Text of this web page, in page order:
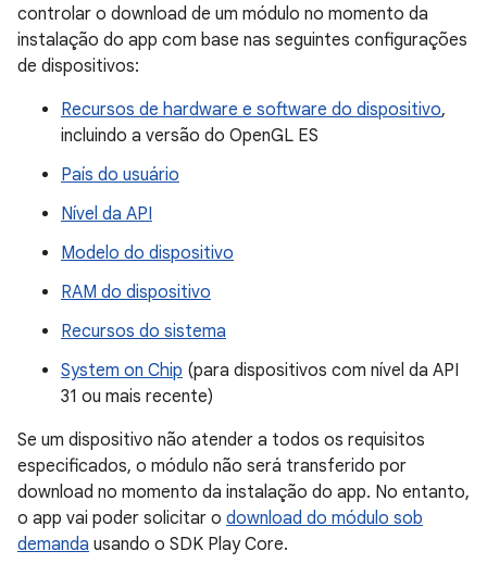
controlar o download de um módulo no momento da
instalação do app com base nas seguintes configurações
de dispositivos:
Recursos de hardware e software do dispositivo,
incluindo a versão do OpenGL ES
País do usuário
Nível da API
Modelo do dispositivo
RAM do dispositivo
Recursos do sistema
System on Chip (para dispositivos com nível da API
31 ou mais recente)
Se um dispositivo não atender a todos os requisitos
especificados, o módulo não será transferido por
download no momento da instalação do app. No entanto,
o app vai poder solicitar o download do módulo sob
demanda usando o SDK Play Core.